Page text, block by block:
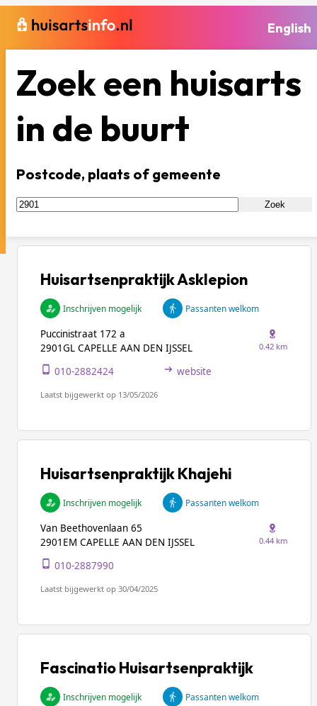
English
Zoek een huisarts
in de buurt
Postcode, plaats of gemeente
Zoek
Huisartsenpraktijk Asklepion
Inschrijven mogelijk Passanten welkom
Puccinistraat 172 a
2901GL CAPELLE AAN DEN IJSSEL
0.42 km
010-2882424 website
Laatst bijgewerkt op 13/05/2026
Huisartsenpraktijk Khajehi
Inschrijven mogelijk Passanten welkom
Van Beethovenlaan 65
2901EM CAPELLE AAN DEN IJSSEL
0.44 km
010-2887990
Laatst bijgewerkt op 30/04/2025
Fascinatio Huisartsenpraktijk
Inschrijven mogelijk Passanten welkom